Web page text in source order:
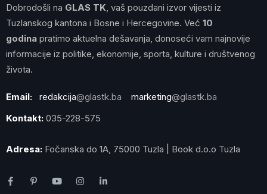
Dobrodošli na GLAS TK , vaš pouzdani izvor vijesti iz
Tuzlanskog kantona i Bosne i Hercegovine. Već 10
godina pratimo aktuelna dešavanja, donoseći vam najnovije
informacije iz politike, ekonomije, sporta, kulture i društvenog
života.
Email: redakcija@glastk.ba marketing@glastk.ba
Kontakt: 035-228-575
Adresa: Fočanska do 1A, 75000 Tuzla | Book d.o.o Tuzla